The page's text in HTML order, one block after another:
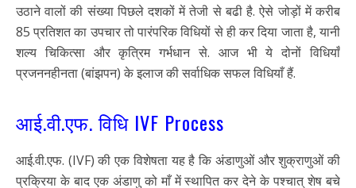
उठाने वालों की संख्या पिछले दशकों में तेजी से बढी है. ऐसे जोड़ों में करीब
85 प्रतिशत का उपचार तो पारंपरिक विधियों से ही कर दिया जाता है, यानी
शल्य चिकित्सा और कृत्रिम गर्भधान से. आज भी ये दोनों विधियाँ
प्रजननहीनता (बांझपन) के इलाज की सर्वाधिक सफल विधियाँ हैं.
आई.वी.एफ. विधि IVF Process
आई.वी.एफ. (IVF) की एक विशेषता यह है कि अंडाणुओं और शुक्राणुओं की
प्रक्रिया के बाद एक अंडाणु को माँ में स्थापित कर देने के पश्चात् शेष बचे